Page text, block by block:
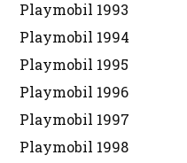
Playmobil 1993
Playmobil 1994
Playmobil 1995
Playmobil 1996
Playmobil 1997
Playmobil 1998